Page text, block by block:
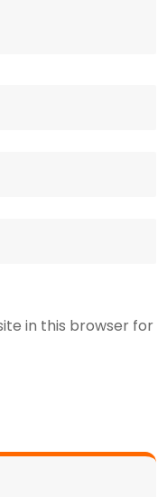
in this browser for